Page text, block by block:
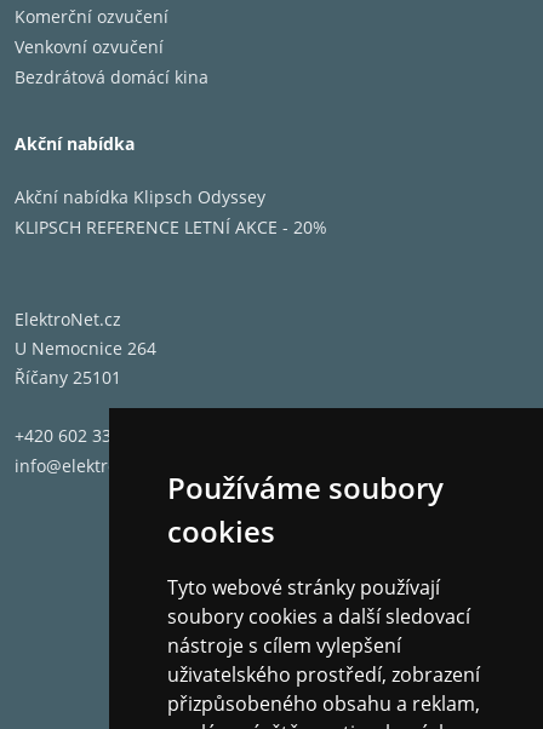
Používáme soubory
cookies
Tyto webové stránky používají
soubory cookies a další sledovací
nástroje s cílem vylepšení
uživatelského prostředí, zobrazení
přizpůsobeného obsahu a reklam,
Komerční ozvučení
Venkovní ozvučení
Bezdrátová domácí kina
Akční nabídka
Akční nabídka Klipsch Odyssey
KLIPSCH REFERENCE LETNÍ AKCE - 20%
ElektroNet.cz
U Nemocnice 264
Říčany 25101
+420 602 331 662
info@elektronet.cz